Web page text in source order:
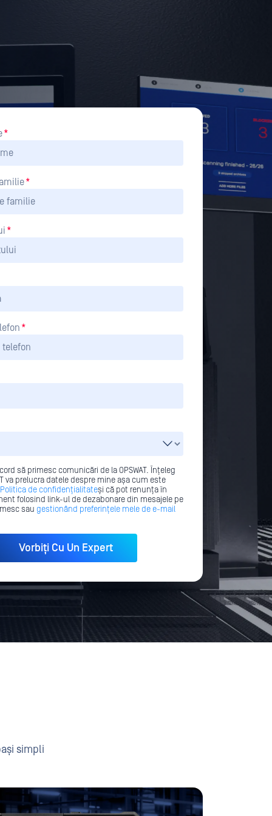
*
*
*
*
să primesc comunicări de la OPSWAT. Înțeleg
va prelucra datele despre mine așa cum este
Politica de confidențialitateși că pot renunța în
folosind link-ul de dezabonare din mesajele pe
sau gestionând preferințele mele de e-mail
simpli